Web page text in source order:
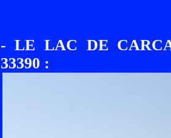
- LE LAC DE
33390 :